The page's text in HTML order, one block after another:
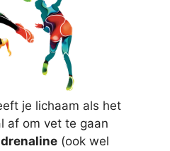
je lichaam als het
af om vet te gaan
(ook wel